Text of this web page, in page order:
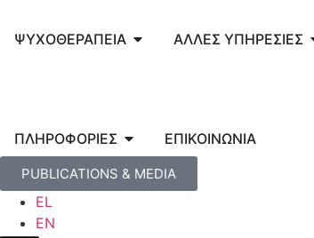
ΨΥΧΟΘΕΡΑΠΕΙΑ ΑΛΛΕΣ ΥΠΗΡΕΣΙΕΣ
ΠΛΗΡΟΦΟΡΙΕΣ ΕΠΙΚΟΙΝΩΝΙΑ
PUBLICATIONS & MEDIA
EL
EN